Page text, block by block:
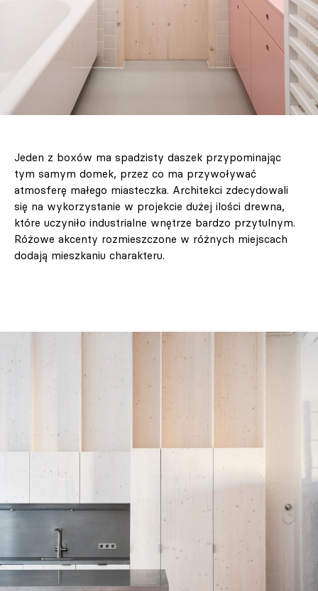
Jeden z boxów ma spadzisty daszek przypominając
tym samym domek, przez co ma przywoływać
atmosferę małego miasteczka. Architekci zdecydowali
się na wykorzystanie w projekcie dużej ilości drewna,
które uczyniło industrialne wnętrze bardzo przytulnym.
Różowe akcenty rozmieszczone w różnych miejscach
dodają mieszkaniu charakteru.